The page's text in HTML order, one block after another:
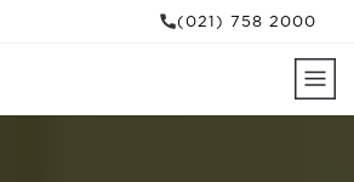
(021) 758 2000